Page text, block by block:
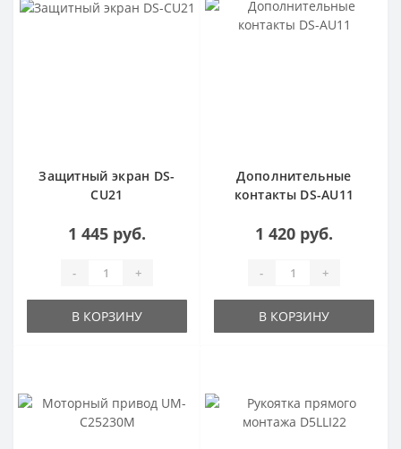
Защитный экран DS-
CU21
1 445 руб.
- +
В КОРЗИНУ
Дополнительные
контакты DS-AU11
1 420 руб.
- +
В КОРЗИНУ